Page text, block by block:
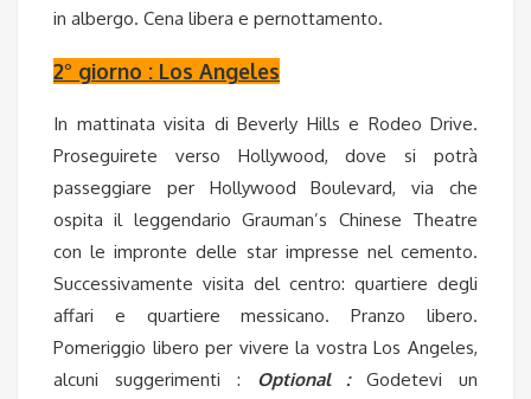
in albergo. Cena libera e pernottamento.
2° giorno : Los Angeles
In mattinata visita di Beverly Hills e Rodeo Drive.
Proseguirete verso Hollywood, dove si potrà
passeggiare per Hollywood Boulevard, via che
ospita il leggendario Grauman’s Chinese Theatre
con le impronte delle star impresse nel cemento.
Successivamente visita del centro: quartiere degli
affari e quartiere messicano. Pranzo libero.
Pomeriggio libero per vivere la vostra Los Angeles,
alcuni suggerimenti : Optional :Godetevi un